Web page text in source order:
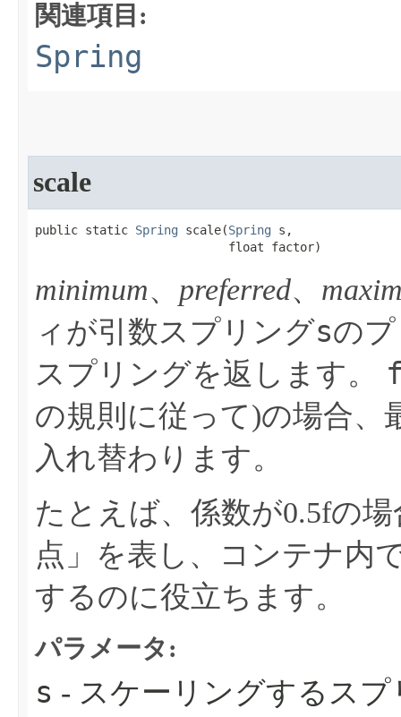
関連項目:
Spring
scale
public static Spring scale​(Spring s,
                           float factor)
minimum、 preferred、
ィが引数スプリングsの
スプリングを返します。
の規則に従って)の場合、
入れ替わります。
たとえば、係数が0.5fの
点」を表し、コンテナ内
するのに役立ちます。
パラメータ:
s - スケーリングするスプ